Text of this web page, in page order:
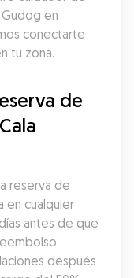
en
conectarte
tu zona.
de
reserva de
en cualquier
antes de que
después